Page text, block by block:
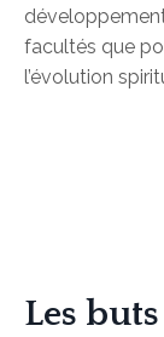
facultés que
l’évolution
Les